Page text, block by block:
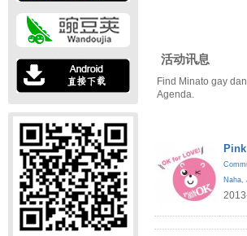
活动讯息
Find Minato gay
Agenda.
Naha,